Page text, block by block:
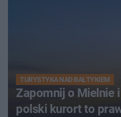
TURYSTYKA NAD BAŁTYKIEM
Zapomnij o Mielnie
polski kurort to